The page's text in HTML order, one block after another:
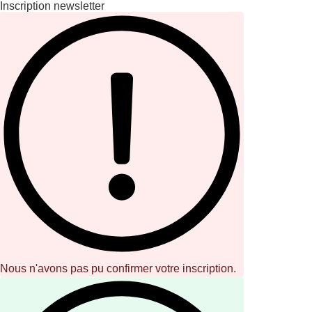
Inscription newsletter
Nous n'avons pas pu confirmer votre inscription.